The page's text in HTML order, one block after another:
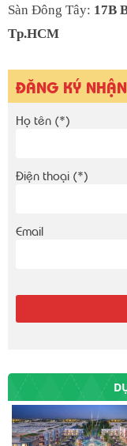
Sàn Đông Tây: 17B
Tp.HCM
ĐĂNG KÝ
Họ tên (*)
Điện thoại (*)
Email